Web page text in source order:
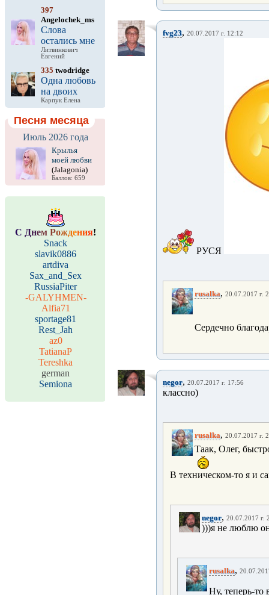
397
Angelochek_ms
Слова
остались мне
Литвинкович
Евгений
335 twodridge
Одна любовь
на двоих
Карпук Елена
Песня месяца
Июль 2026 года
Крылья
моей любви
(Jalagonia)
Баллов: 659
С Днем Рождения!
Snack
slavik0886
artdiva
Sax_and_Sex
RussiaPiter
-GALYHMEN-
Alfia71
sportage81
Rest_Jah
az0
TatianaP
Tereshka
german
Semiona
fvg23, 20.07.2017 г. 12:12
РУСЯ
rusalka, 20.07.2017 г.
Сердечно
negor, 20.07.2017 г. 17:56
классно)
rusalka, 20.07.2017 г.
Таак, Олег,
В техническом-то я и
negor, 20.07.2017 г.
)))я не люблю
rusalka,
Ну, теперь-то